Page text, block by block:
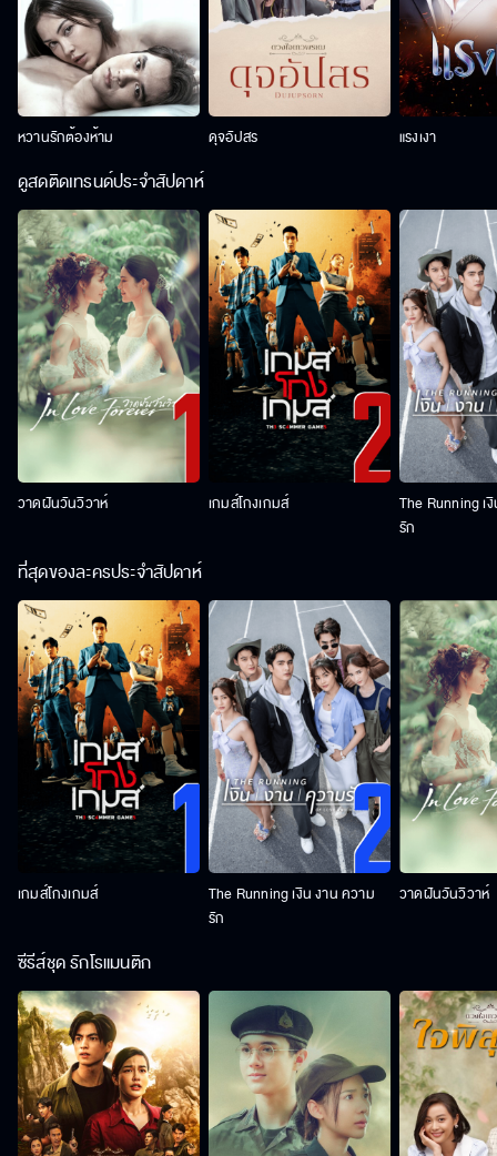
หวานรักต้องห้าม ดุจอัปสร แรงเงา
ดูสดติดเทรนด์ประจำสัปดาห์
วาดฝันวันวิวาห์ เกมส์โกงเกมส์
The Running เ
รัก
ที่สุดของละครประจำสัปดาห์
เกมส์โกงเกมส์
The Running เงิน งาน ความ
รัก
วาดฝันวันวิวาห์
ซีรีส์ชุด รักโรแมนติก